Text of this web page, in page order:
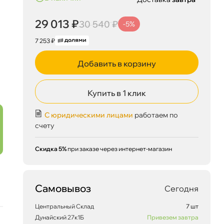
29 013 ₽30 540 ₽ -5%
7 253 ₽
Добавить в корзину
Купить в 1 клик
С юридическими лицами работаем по
счету
Скидка 5% при заказе через интернет-магазин
Самовывоз Сегодня
Центральный Склад
7 шт
Дунайский 27к1Б
Привезем завтра